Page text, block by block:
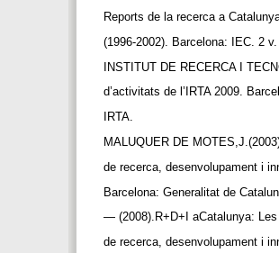
Reports de la recerca a
(1996-2002). Barcelona: IEC. 2 v.
INSTITUT DE RECERCA I
d’activitats de l’IRTA 2009.
IRTA.
MALUQUER DE
de recerca, desenvolupament i
Barcelona: Generalitat de
— (2008).R+D+I aCatalunya:
de recerca, desenvolupament i